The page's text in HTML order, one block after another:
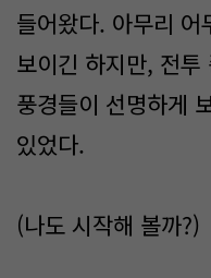
들어왔다. 아무리 어
보이긴 하지만, 전투
풍경들이 선명하게
있었다.
(나도 시작해 볼까?)